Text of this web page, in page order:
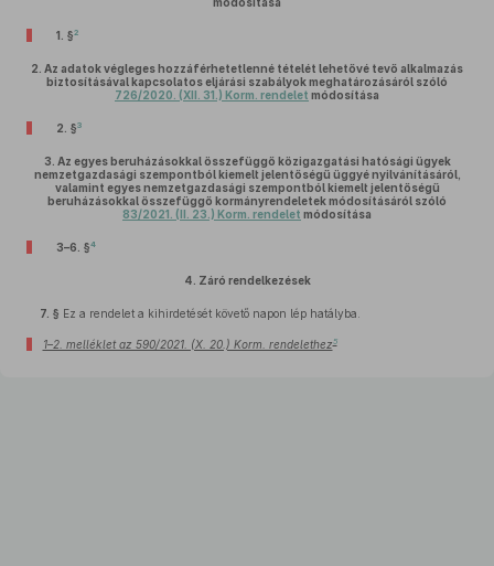
1. §2
2. Az adatok végleges hozzáférhetetlenné tételét lehetővé tevő alkalmazás
biztosításával kapcsolatos eljárási szabályok meghatározásáról szóló
726/2020. (XII. 31.) Korm. rendelet módosítása
2. §3
3. Az egyes beruházásokkal összefüggő közigazgatási hatósági ügyek
nemzetgazdasági szempontból kiemelt jelentőségű üggyé nyilvánításáról,
valamint egyes nemzetgazdasági szempontból kiemelt jelentőségű
beruházásokkal összefüggő kormányrendeletek módosításáról szóló
83/2021. (II. 23.) Korm. rendelet módosítása
3–6. §4
4. Záró rendelkezések
7. § Ez a rendelet a kihirdetését követő napon lép hatályba.
1–2. melléklet az 590/2021. (X. 20.) Korm. rendelethez5